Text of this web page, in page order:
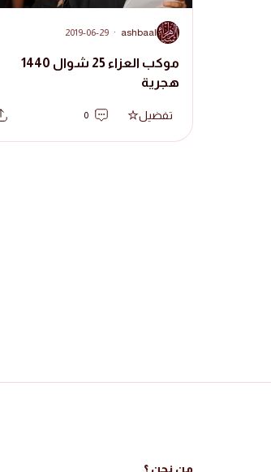
A
ashbaal
·
2019-06-29
موكب العزاء 25 شوال 1440
هجرية
تفضيل 0
من نحن ؟